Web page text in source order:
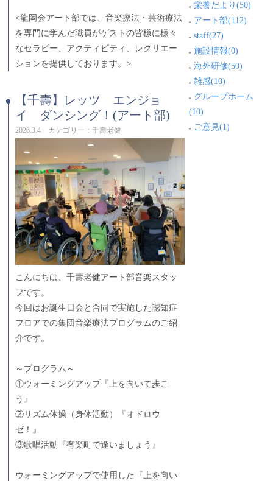
<龍岡会アート部では、音楽療法・芸術療法
を専門に学んだ職員がゲストの皆様に様々
なセラピー、アクティビティ、レクリエー
ションを提供しております。>
【千壽】レッツ エンジョ
イ ダンシング！(アート部)
2026.3.4 カテゴリー：千壽老健
こんにちは、千壽老健アート部音楽スタッ
フです。
今回はお誕生日会と合同で実施した認知症
フロアでの集団音楽療法プログラムのご紹
介です。
～プログラム～
①ウォーミングアップ『上を向いて歩こ
う』
②リズム体操（身体活動）『オドロウ
ゼ！』
③歌唱活動『有楽町で逢いましょう』
ウォーミングアップで使用した『上を向い
栄養だより(50)
アート部(112)
staff(27)
施設情報(0)
海外研修(50)
雑感(10)
グループホーム
(10)
ご意見(1)